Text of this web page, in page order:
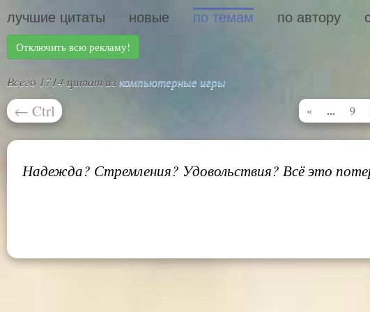
лучшие цитаты новые по темам по автору
Отключить всю рекламу!
Всего 1714 цитат из компьютерные игры
← Ctrl « ... 9
Надежда? Стремления? Удовольствия? Всё это